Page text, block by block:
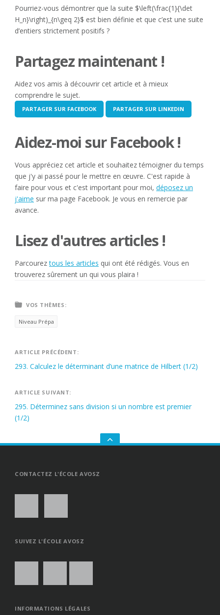
Pourriez-vous démontrer que la suite $\left(\frac{1}{\det
H_n}\right)_{n\geq 2}$ est bien définie et que c’est une suite
d’entiers strictement positifs ?
Partagez maintenant !
Aidez vos amis à découvrir cet article et à mieux
comprendre le sujet.
PARTAGER SUR FACEBOOK PARTAGER SUR LINKEDIN
Aidez-moi sur Facebook !
Vous appréciez cet article et souhaitez témoigner du temps
que j'y ai passé pour le mettre en œuvre. C'est rapide à
faire pour vous et c'est important pour moi, déposez un
j'aime sur ma page Facebook. Je vous en remercie par
avance.
Lisez d'autres articles !
Parcoureztous les articles qui ont été rédigés. Vous en
trouverez sûrement un qui vous plaira !
VOS THÈMES:
Niveau Prépa
Navigation
de
l’article
ARTICLE PRÉCÉDENT:
293. Calculez le déterminant d’une matrice de Hilbert (1/2)
ARTICLE SUIVANT:
295. Déterminez sans division si un nombre est premier
(1/2)
GO
CONTACTEZ L'ÉCOLE AVOSZ
SUIVEZ L'ÉCOLE AVOSZ
INFORMATIONS LÉGALES